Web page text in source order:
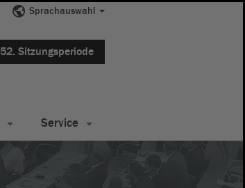
Sprachauswahl
52. Sitzungsperiode
Service